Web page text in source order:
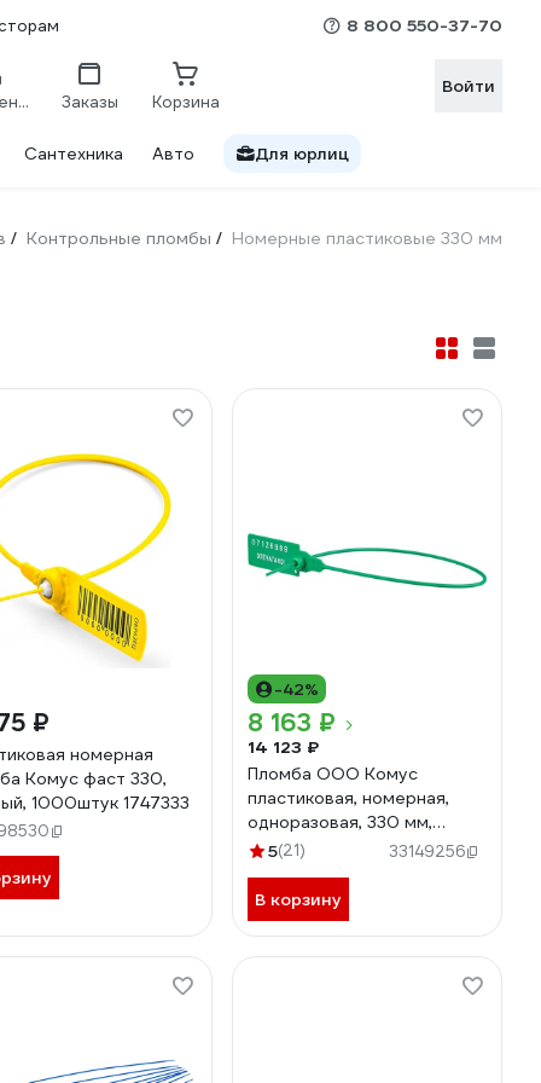
8 800 550-37-70
Сравнение Заказы Корзина
Войти
Сантехника Авто Для юрлиц
/ Контрольные пломбы / Номерные пластиковые 330 мм
₽
номерная
Комус фаст 330,
1000штук 1747333
-42%
8 163 ₽
14 123 ₽
Пломба ООО Комус
пластиковая, номерная,
одноразовая, 330 мм,
зеленые, 1000 штук/
5(21) 33149256
В корзину